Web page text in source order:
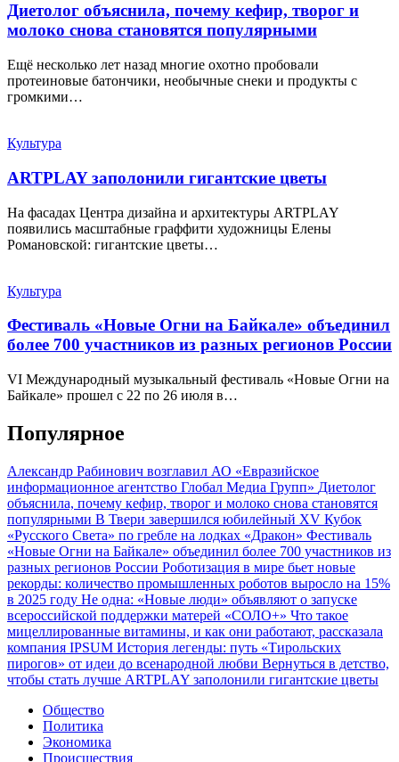
Диетолог объяснила, почему кефир, творог и
молоко снова становятся популярными
Ещё несколько лет назад многие охотно пробовали
протеиновые батончики, необычные снеки и продукты с
громкими…
Культура
ARTPLAY заполонили гигантские цветы
На фасадах Центра дизайна и архитектуры ARTPLAY
появились масштабные граффити художницы Елены
Романовской: гигантские цветы…
Культура
Фестиваль «Новые Огни на Байкале» объединил
более 700 участников из разных регионов России
VI Международный музыкальный фестиваль «Новые Огни на
Байкале» прошел с 22 по 26 июля в…
Популярное
Александр Рабинович возглавил АО «Евразийское
информационное агентство Глобал Медиа Групп» Диетолог
объяснила, почему кефир, творог и молоко снова становятся
популярными В Твери завершился юбилейный XV Кубок
«Русского Света» по гребле на лодках «Дракон» Фестиваль
«Новые Огни на Байкале» объединил более 700 участников из
разных регионов России Роботизация в мире бьет новые
рекорды: количество промышленных роботов выросло на 15%
в 2025 году Не одна: «Новые люди» объявляют о запуске
всероссийской поддержки матерей «СОЛО+» Что такое
мицеллированные витамины, и как они работают, рассказала
компания IPSUM История легенды: путь «Тирольских
пирогов» от идеи до всенародной любви Вернуться в детство,
чтобы стать лучше ARTPLAY заполонили гигантские цветы
Общество
Политика
Экономика
Происшествия